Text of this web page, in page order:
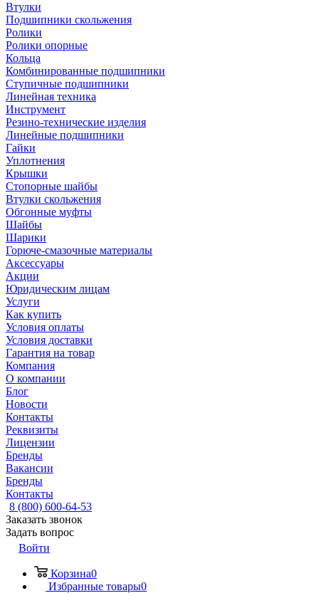
Втулки
Подшипники скольжения
Ролики
Ролики опорные
Кольца
Комбинированные подшипники
Ступичные подшипники
Линейная техника
Инструмент
Резино-технические изделия
Линейные подшипники
Гайки
Уплотнения
Крышки
Стопорные шайбы
Втулки скольжения
Обгонные муфты
Шайбы
Шарики
Горюче-смазочные материалы
Аксессуары
Акции
Юридическим лицам
Услуги
Как купить
Условия оплаты
Условия доставки
Гарантия на товар
Компания
О компании
Блог
Новости
Контакты
Реквизиты
Лицензии
Бренды
Вакансии
Бренды
Контакты
8 (800) 600-64-53
Заказать звонок
Задать вопрос
Войти
Корзина0
Избранные товары0